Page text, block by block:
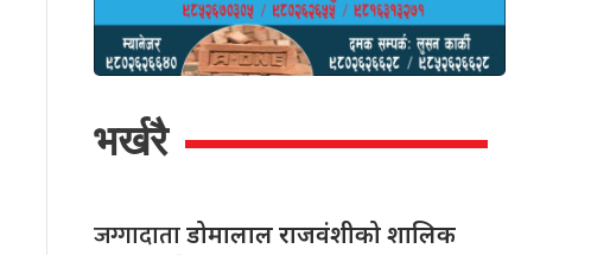
भर्खरै
जग्गादाताडोमालाल राजवंशीको शालिक